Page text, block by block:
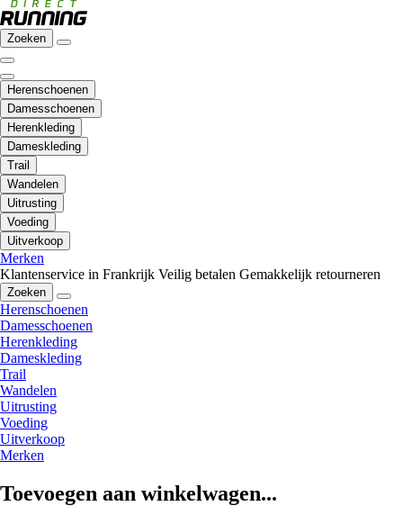
Zoeken
Herenschoenen
Damesschoenen
Herenkleding
Dameskleding
Trail
Wandelen
Uitrusting
Voeding
Uitverkoop
Merken
Klantenservice in Frankrijk Veilig betalen Gemakkelijk retourneren
Zoeken
Herenschoenen
Damesschoenen
Herenkleding
Dameskleding
Trail
Wandelen
Uitrusting
Voeding
Uitverkoop
Merken
Toevoegen aan winkelwagen...